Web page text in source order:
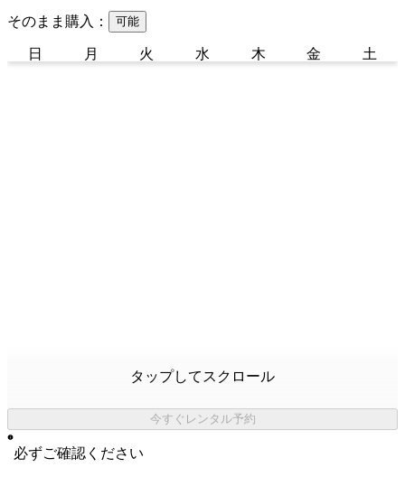
そのまま購入： 可能
日 月 火 水 木 金 土
タップしてスクロール
今すぐレンタル予約
必ずご確認ください